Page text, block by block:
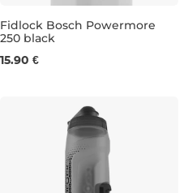
Fidlock Bosch Powermore
250 black
15.90 €